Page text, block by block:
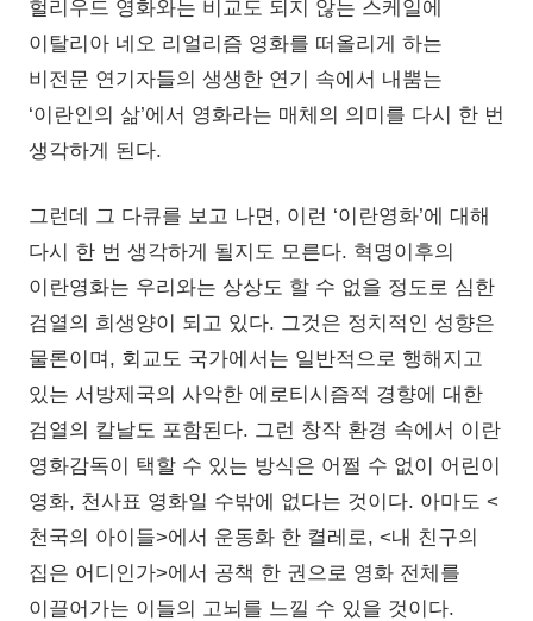
헐리우드 영화와는 비교도 되지 않는 스케일에
이탈리아 네오 리얼리즘 영화를 떠올리게 하는
비전문 연기자들의 생생한 연기 속에서 내뿜는
‘이란인의 삶’에서 영화라는 매체의 의미를 다시 한 번
생각하게 된다.
그런데 그 다큐를 보고 나면, 이런 ‘이란영화’에 대해
다시 한 번 생각하게 될지도 모른다. 혁명이후의
이란영화는 우리와는 상상도 할 수 없을 정도로 심한
검열의 희생양이 되고 있다. 그것은 정치적인 성향은
물론이며, 회교도 국가에서는 일반적으로 행해지고
있는 서방제국의 사악한 에로티시즘적 경향에 대한
검열의 칼날도 포함된다. 그런 창작 환경 속에서 이란
영화감독이 택할 수 있는 방식은 어쩔 수 없이 어린이
영화, 천사표 영화일 수밖에 없다는 것이다. 아마도 <
천국의 아이들>에서 운동화 한 켤레로, <내 친구의
집은 어디인가>에서 공책 한 권으로 영화 전체를
이끌어가는 이들의 고뇌를 느낄 수 있을 것이다.